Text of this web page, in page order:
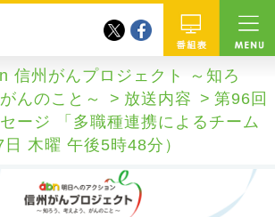
長野朝日放送 番組
twitterfacebook
信州がんプロジェクト ～知ろ
んのこと～
放送内容
第96回
ージ 「多職種連携によるチーム
木曜 午後5時48分）